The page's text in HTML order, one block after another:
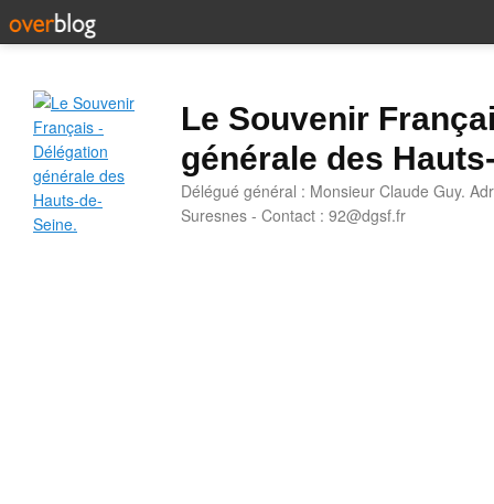
Le Souvenir
générale des
Délégué général : Monsieur Claude Guy.
Suresnes - Contact : 92@dgsf.fr